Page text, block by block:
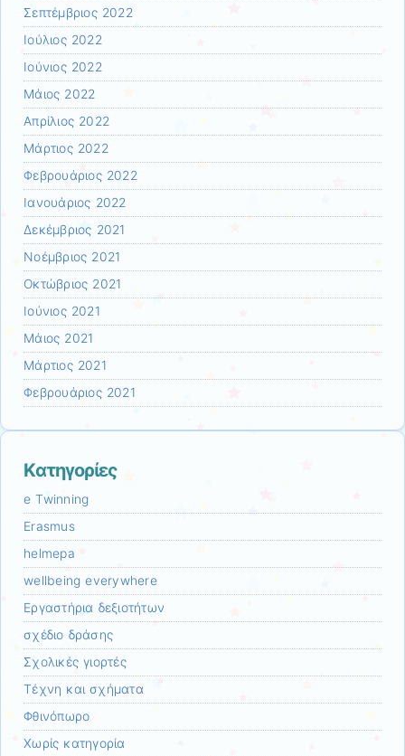
Σεπτέμβριος 2022
Ιούλιος 2022
Ιούνιος 2022
Μάιος 2022
Απρίλιος 2022
Μάρτιος 2022
Φεβρουάριος 2022
Ιανουάριος 2022
Δεκέμβριος 2021
Νοέμβριος 2021
Οκτώβριος 2021
Ιούνιος 2021
Μάιος 2021
Μάρτιος 2021
Φεβρουάριος 2021
Kατηγορίες
e Twinning
Erasmus
helmepa
wellbeing everywhere
Εργαστήρια δεξιοτήτων
σχέδιο δράσης
Σχολικές γιορτές
Τέχνη και σχήματα
Φθινόπωρο
Χωρίς κατηγορία